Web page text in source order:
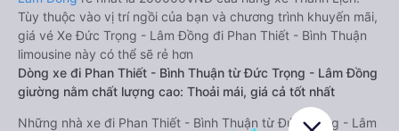
Tùy thuộc vào vị trí ngồi của bạn và chương trình khuyến mãi,
giá vé Xe Đức Trọng - Lâm Đồng đi Phan Thiết - Bình Thuận
limousine này có thể sẽ rẻ hơn
Dòng xe đi Phan Thiết - Bình Thuận từ Đức Trọng - Lâm Đồng
giường nằm chất lượng cao: Thoải mái, giá cả tốt nhất
Những nhà xe đi Phan Thiết - Bình Thuận từ Đức Trọng - Lâm